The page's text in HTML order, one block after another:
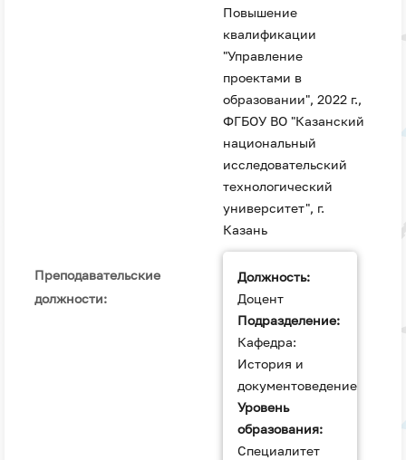
Повышение
квалификации
"Управление
проектами в
образовании", 2022 г.,
ФГБОУ ВО "Казанский
национальный
исследовательский
технологический
университет", г.
Казань
Преподавательские
должности:
Должность:
Доцент
Подразделение:
Кафедра:
История и
документоведение
Уровень
образования:
Специалитет